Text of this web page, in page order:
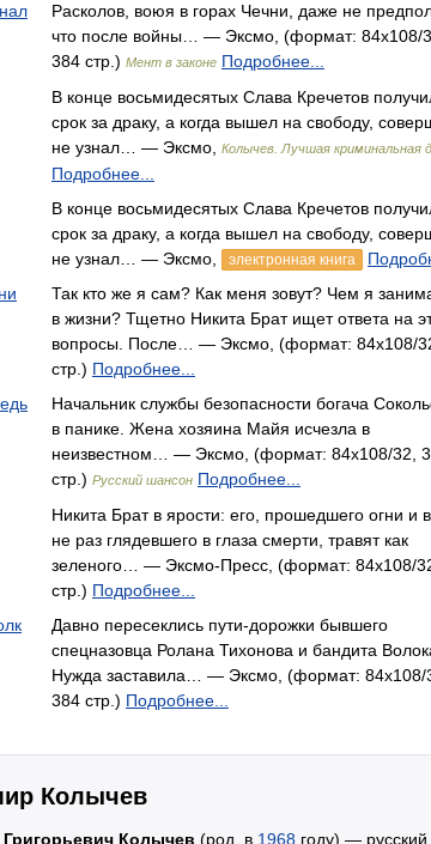
Расколов, воюя в горах Чечни, даже не
что после войны… — Эксмо, (формат: 84x108/
384 стр.) Мент в законе Подробнее...
В конце восьмидесятых Слава Кречетов
срок за драку, а когда вышел на свободу,
не узнал… — Эксмо,
Колычев. Лучшая криминальная
Подробнее...
В конце восьмидесятых Слава Кречетов
срок за драку, а когда вышел на свободу,
не узнал… — Эксмо,
электронная книга
Так кто же я сам? Как меня зовут? Чем я
в жизни? Тщетно Никита Брат ищет ответа на
вопросы. После… — Эксмо, (формат: 84x108/
стр.) Подробнее...
Начальник службы безопасности богача
в панике. Жена хозяина Майя исчезла в
неизвестном… — Эксмо, (формат: 84x108/32,
стр.) Русский шансон Подробнее...
Никита Брат в ярости: его, прошедшего огни и
не раз глядевшего в глаза смерти, травят как
зеленого… — Эксмо-Пресс, (формат: 84x108/
стр.) Подробнее...
Давно пересеклись пути-дорожки бывшего
спецназовца Ролана Тихонова и бандита
Нужда заставила… — Эксмо, (формат: 84x108/
384 стр.) Подробнее...
Колычев
Колычев (род. в 1968 году) — русский